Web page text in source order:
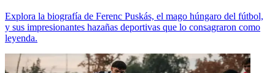
Explora la biografía de Ferenc Puskás, el mago húngaro del fútbol,
y sus impresionantes hazañas deportivas que lo consagraron como
leyenda.